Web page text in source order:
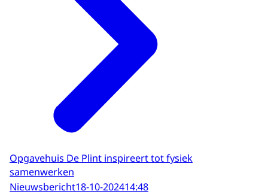
Opgavehuis De Plint inspireert tot fysiek
samenwerken
Nieuwsbericht18-10-202414:48